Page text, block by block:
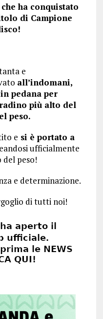
ha conquistato
di Campione
e
all’indomani,
pedana per
più alto del
peso.
e si è portato a
ufficialmente
peso!
e determinazione.
di tutti noi!